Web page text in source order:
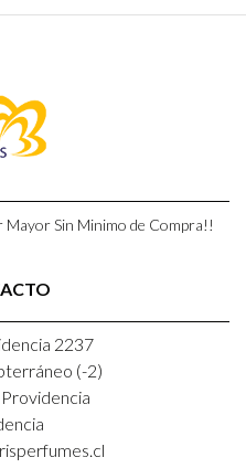
Mayor Sin Minimo de Compra!!
2237
(-2)